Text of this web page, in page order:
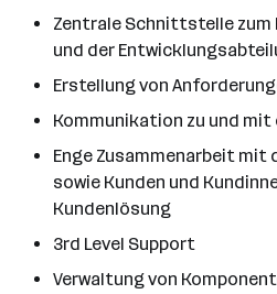
Zentrale Schnittstelle
und der
Erstellung von
Kommunikation zu und
Enge Zusammenarbeit mit
sowie Kunden und
Kundenlösung
3rd Level Support
Verwaltung von